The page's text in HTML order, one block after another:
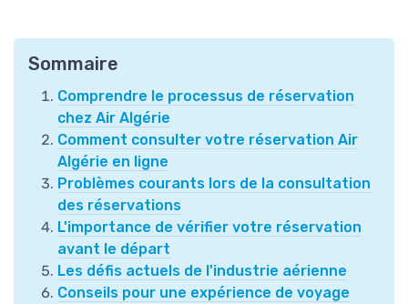
Sommaire
Comprendre le processus de réservation
chez Air Algérie
Comment consulter votre réservation Air
Algérie en ligne
Problèmes courants lors de la consultation
des réservations
L'importance de vérifier votre réservation
avant le départ
Les défis actuels de l'industrie aérienne
Conseils pour une expérience de voyage